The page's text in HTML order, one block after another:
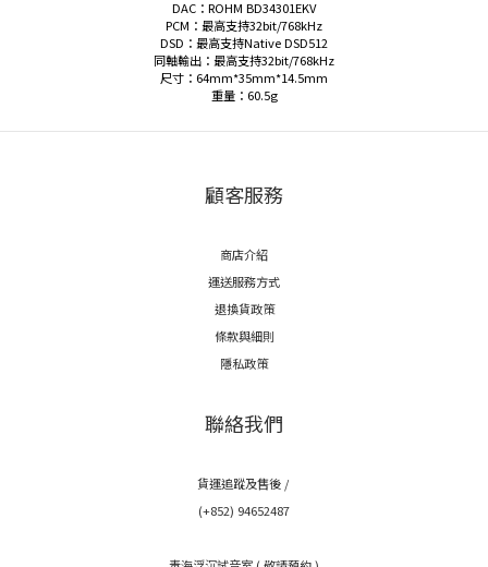
DAC：ROHM BD34301EKV
PCM：最高支持32bit/768kHz
DSD：最高支持Native DSD512
同軸輸出：最高支持32bit/768kHz
尺寸：64mm*35mm*14.5mm
重量：60.5g
顧客服務
商店介紹
運送服務方式
退換貨政策
條款與細則
隱私政策
聯絡我們
貨運追蹤及售後 /
(+852) 94652487